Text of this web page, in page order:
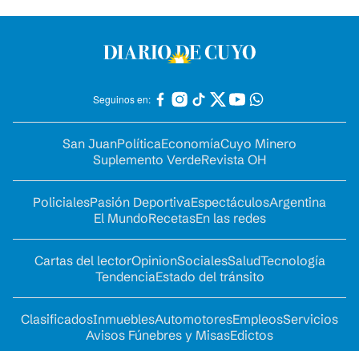
Seguinos en:
San JuanPolíticaEconomíaCuyo Minero
Suplemento VerdeRevista OH
PolicialesPasión DeportivaEspectáculosArgentina
El MundoRecetasEn las redes
Cartas del lectorOpinionSocialesSaludTecnología
TendenciaEstado del tránsito
ClasificadosInmueblesAutomotoresEmpleosServicios
Avisos Fúnebres y MisasEdictos